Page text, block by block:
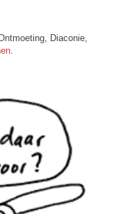
Diaconie,
.